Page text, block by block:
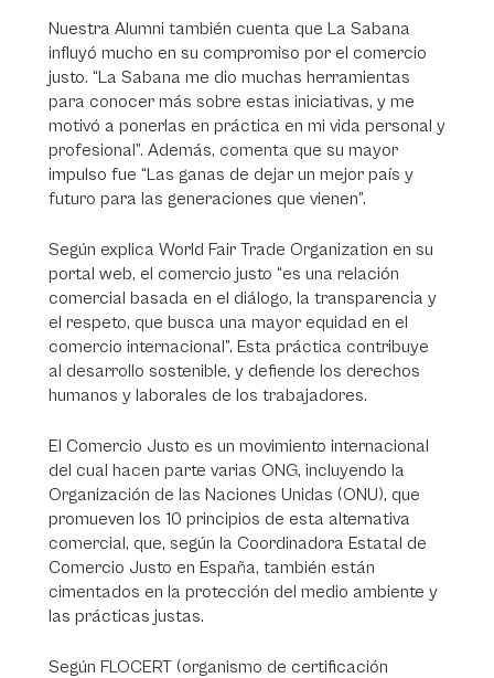
Nuestra Alumni también cuenta que La Sabana
influyó mucho en su compromiso por el comercio
justo. “La Sabana me dio muchas herramientas
para conocer más sobre estas iniciativas, y me
motivó a ponerlas en práctica en mi vida personal y
profesional”. Además, comenta que su mayor
impulso fue “Las ganas de dejar un mejor país y
futuro para las generaciones que vienen”.
Según explica World Fair Trade Organization en su
portal web, el comercio justo “es una relación
comercial basada en el diálogo, la transparencia y
el respeto, que busca una mayor equidad en el
comercio internacional”. Esta práctica contribuye
al desarrollo sostenible, y defiende los derechos
humanos y laborales de los trabajadores.
El Comercio Justo es un movimiento internacional
del cual hacen parte varias ONG, incluyendo la
Organización de las Naciones Unidas (ONU), que
promueven los 10 principios de esta alternativa
comercial, que, según la Coordinadora Estatal de
Comercio Justo en España, también están
cimentados en la protección del medio ambiente y
las prácticas justas.
Según FLOCERT (organismo de certificación